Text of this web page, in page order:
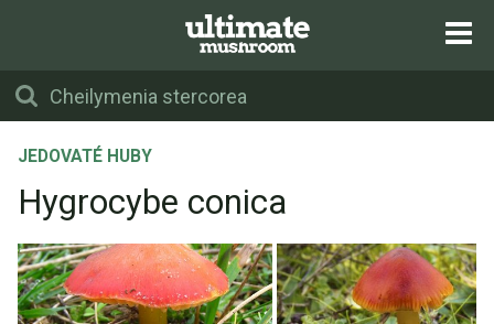
JEDOVATÉ HUBY
Hygrocybe conica